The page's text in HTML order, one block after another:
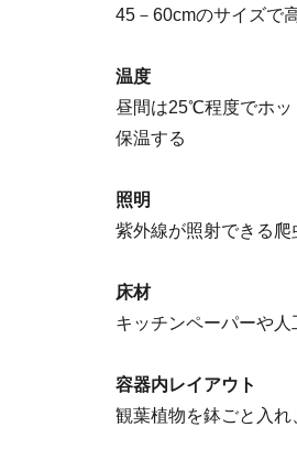
45－60cmのサイズで
温度
昼間は25℃程度でホ
保温する
照明
紫外線が照射できる
床材
キッチンペーパーや
容器内レイアウト
観葉植物を鉢ごと入